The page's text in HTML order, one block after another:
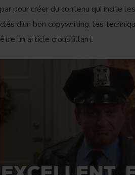
par pour créer du contenu qui incite
clés d’un bon copywriting, les
être un article croustillant.